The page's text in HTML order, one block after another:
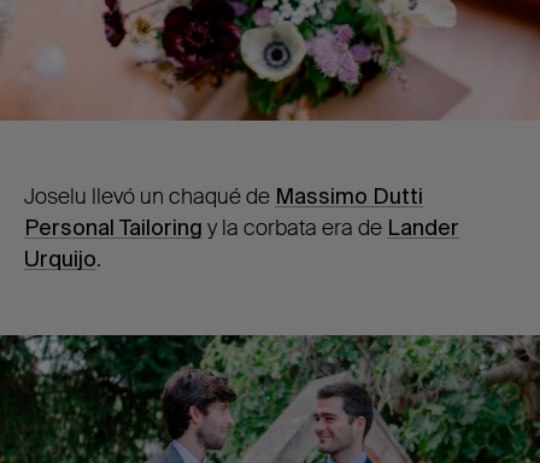
Joselu llevó un chaqué de Massimo Dutti
Personal Tailoring y la corbata era de Lander
Urquijo.